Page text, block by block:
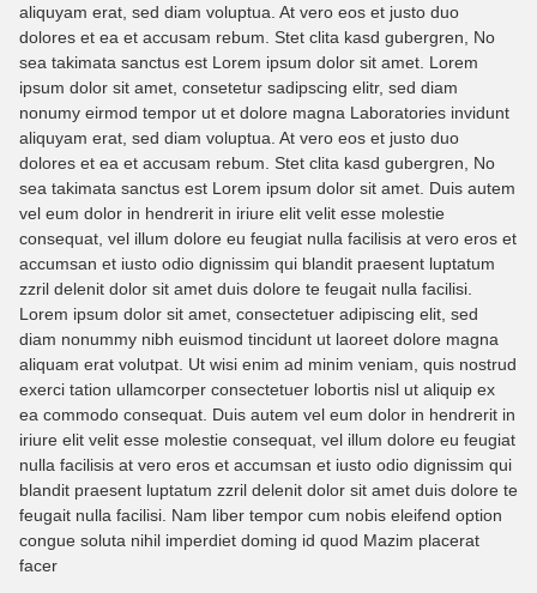
aliquyam erat, sed diam voluptua. At vero eos et justo duo
dolores et ea et accusam rebum. Stet clita kasd gubergren, No
sea takimata sanctus est Lorem ipsum dolor sit amet. Lorem
ipsum dolor sit amet, consetetur sadipscing elitr, sed diam
nonumy eirmod tempor ut et dolore magna Laboratories invidunt
aliquyam erat, sed diam voluptua. At vero eos et justo duo
dolores et ea et accusam rebum. Stet clita kasd gubergren, No
sea takimata sanctus est Lorem ipsum dolor sit amet. Duis autem
vel eum dolor in hendrerit in iriure elit velit esse molestie
consequat, vel illum dolore eu feugiat nulla facilisis at vero eros et
accumsan et iusto odio dignissim qui blandit praesent luptatum
zzril delenit dolor sit amet duis dolore te feugait nulla facilisi.
Lorem ipsum dolor sit amet, consectetuer adipiscing elit, sed
diam nonummy nibh euismod tincidunt ut laoreet dolore magna
aliquam erat volutpat. Ut wisi enim ad minim veniam, quis nostrud
exerci tation ullamcorper consectetuer lobortis nisl ut aliquip ex
ea commodo consequat. Duis autem vel eum dolor in hendrerit in
iriure elit velit esse molestie consequat, vel illum dolore eu feugiat
nulla facilisis at vero eros et accumsan et iusto odio dignissim qui
blandit praesent luptatum zzril delenit dolor sit amet duis dolore te
feugait nulla facilisi. Nam liber tempor cum nobis eleifend option
congue soluta nihil imperdiet doming id quod Mazim placerat
facer